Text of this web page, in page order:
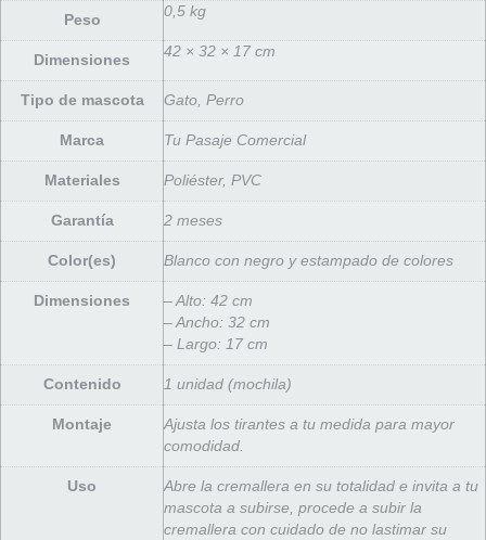
Peso
0,5 kg
Dimensiones
42 × 32 × 17 cm
Tipo de mascota Gato, Perro
Marca Tu Pasaje Comercial
Materiales Poliéster, PVC
Garantía 2 meses
Color(es) Blanco con negro y estampado de colores
Dimensiones
– Alto: 42 cm
– Ancho: 32 cm
– Largo: 17 cm
Contenido 1 unidad (mochila)
Montaje
Ajusta los tirantes a tu medida para mayor
comodidad.
Uso
Abre la cremallera en su totalidad e invita a tu
mascota a subirse, procede a subir la
cremallera con cuidado de no lastimar su